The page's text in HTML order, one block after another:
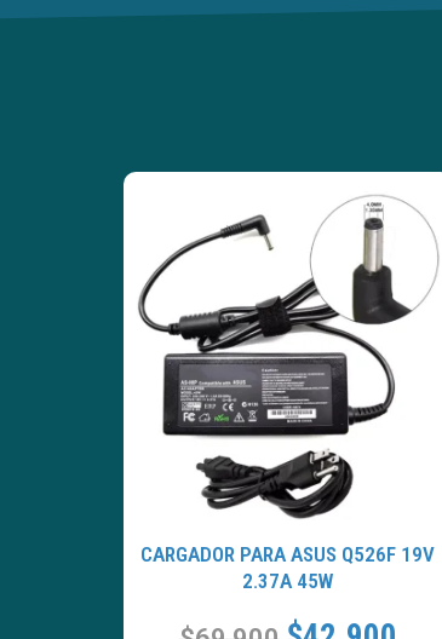
CARGADOR PARA ASUS Q526F 19V
2.37A 45W